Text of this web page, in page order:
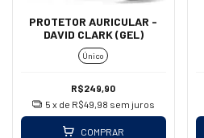
PROTETOR AURICULAR -
DAVID CLARK (GEL)
Único
R$249,90
5 x de R$49,98 sem juros
COMPRAR